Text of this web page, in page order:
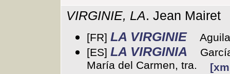
VIRGINIE, LA. Jean Mairet
[FR] LA VIRGINIE
[ES] LA VIRGINIA
María del Carmen, tra.